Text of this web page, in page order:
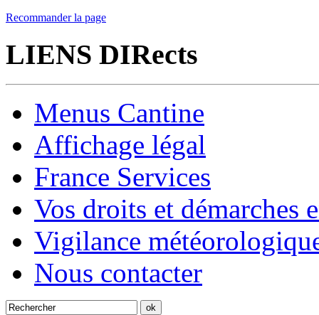
Recommander la page
LIENS DIRects
Menus Cantine
Affichage légal
France Services
Vos droits et démarches
Vigilance
Nous contacter